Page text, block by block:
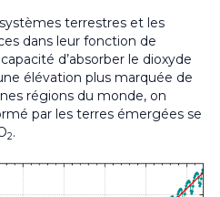
terrestres et les
dans leur fonction de
d’absorber le dioxyde
élévation plus marquée de
régions du monde, on
par les terres émergées se
2.